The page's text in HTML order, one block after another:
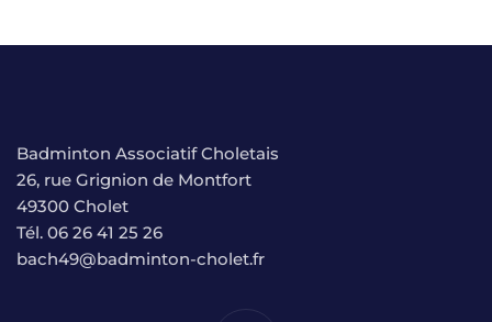
Badminton Associatif Choletais
26, rue Grignion de Montfort
49300 Cholet
Tél. 06 26 41 25 26
bach49@badminton-cholet.fr